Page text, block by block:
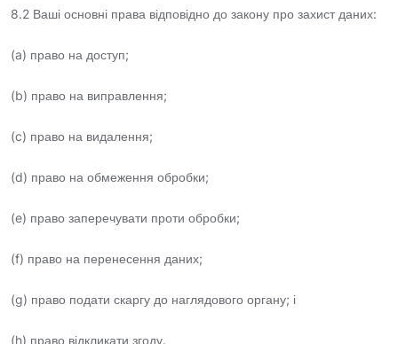
8.2 Ваші основні права відповідно до закону про захист даних:
(a) право на доступ;
(b) право на виправлення;
(c) право на видалення;
(d) право на обмеження обробки;
(e) право заперечувати проти обробки;
(f) право на перенесення даних;
(g) право подати скаргу до наглядового органу; і
(h) право відкликати згоду.